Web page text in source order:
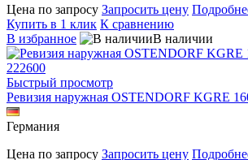
Цена по запросу Запросить цену
Купить в 1 клик К сравнению
В избранное
В наличии
Быстрый просмотр
Ревизия наружная OSTENDORF KGRE
Германия
Цена по запросу Запросить цену